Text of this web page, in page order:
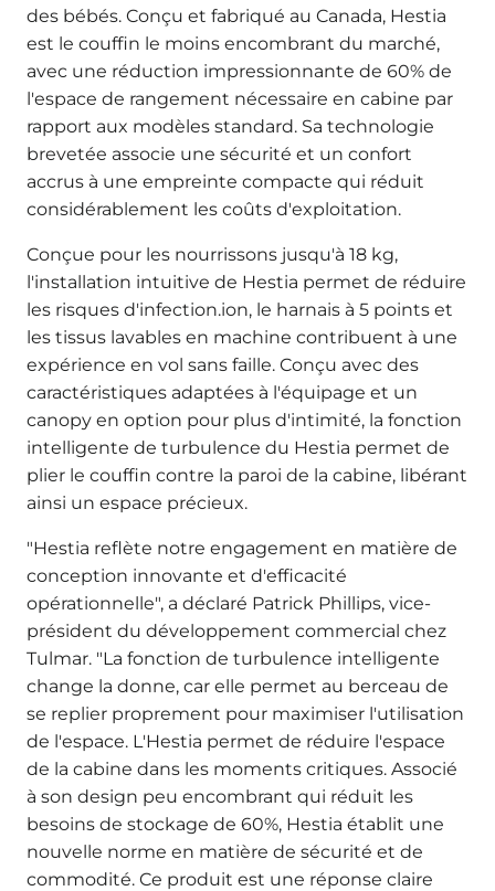
des bébés. Conçu et fabriqué au Canada, Hestia
est le couffin le moins encombrant du marché,
avec une réduction impressionnante de 60% de
l'espace de rangement nécessaire en cabine par
rapport aux modèles standard. Sa technologie
brevetée associe une sécurité et un confort
accrus à une empreinte compacte qui réduit
considérablement les coûts d'exploitation.
Conçue pour les nourrissons jusqu'à 18 kg,
l'installation intuitive de Hestia permet de réduire
les risques d'infection.ion, le harnais à 5 points et
les tissus lavables en machine contribuent à une
expérience en vol sans faille. Conçu avec des
caractéristiques adaptées à l'équipage et un
canopy en option pour plus d'intimité, la fonction
intelligente de turbulence du Hestia permet de
plier le couffin contre la paroi de la cabine, libérant
ainsi un espace précieux.
"Hestia reflète notre engagement en matière de
conception innovante et d'efficacité
opérationnelle", a déclaré Patrick Phillips, vice-
président du développement commercial chez
Tulmar. "La fonction de turbulence intelligente
change la donne, car elle permet au berceau de
se replier proprement pour maximiser l'utilisation
de l'espace. L'Hestia permet de réduire l'espace
de la cabine dans les moments critiques. Associé
à son design peu encombrant qui réduit les
besoins de stockage de 60%, Hestia établit une
nouvelle norme en matière de sécurité et de
commodité. Ce produit est une réponse claire